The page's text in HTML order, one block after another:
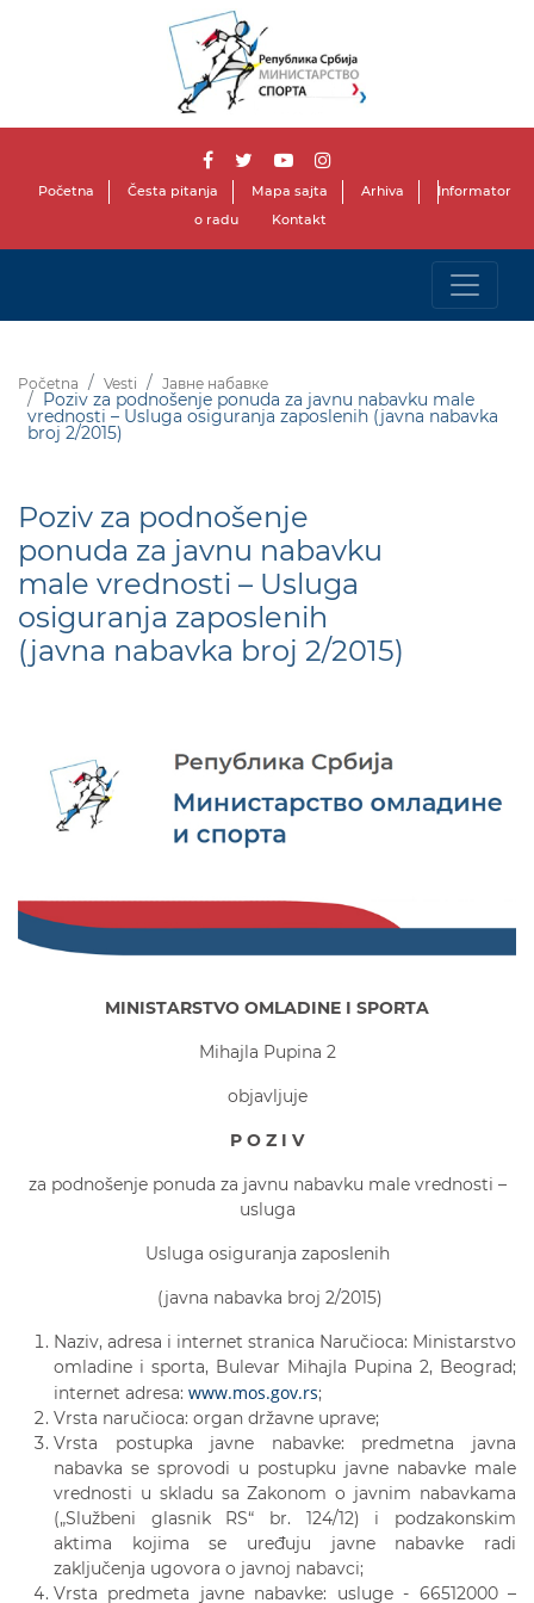
Početna Česta pitanja Mapa sajta Arhiva
Informator
o radu
Kontakt
Početna Vesti Јавне набавке
Poziv za podnošenje ponuda za javnu nabavku male
vrednosti – Usluga osiguranja zaposlenih (javna nabavka
broj 2/2015)
Poziv za podnošenje
ponuda za javnu nabavku
male vrednosti – Usluga
osiguranja zaposlenih
(javna nabavka broj 2/2015)
MINISTARSTVO OMLADINE I SPORTA
Mihajla Pupina 2
objavljuje
P O Z I V
za podnošenje ponuda za javnu nabavku male vrednosti –
usluga
Usluga osiguranja zaposlenih
(javna nabavka broj 2/2015)
Naziv, adresa i internet stranica Naručioca: Ministarstvo
omladine i sporta, Bulevar Mihajla Pupina 2, Beograd;
internet adresa: www.mos.gov.rs;
Vrsta naručioca: organ državne uprave;
Vrsta postupka javne nabavke: predmetna javna
nabavka se sprovodi u postupku javne nabavke male
vrednosti u skladu sa Zakonom o javnim nabavkama
(„Službeni glasnik RS“ br. 124/12) i podzakonskim
aktima kojima se uređuju javne nabavke radi
zaključenja ugovora o javnoj nabavci;
Vrsta predmeta javne nabavke: usluge - 66512000 –